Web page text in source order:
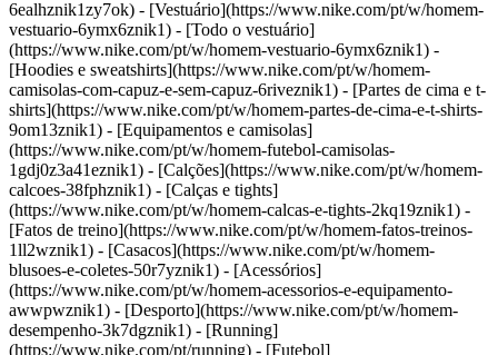
6ealhznik1zy7ok) - [Vestuário](https://www.nike.com/pt/w/homem-
vestuario-6ymx6znik1) - [Todo o vestuário]
(https://www.nike.com/pt/w/homem-vestuario-6ymx6znik1) -
[Hoodies e sweatshirts](https://www.nike.com/pt/w/homem-
camisolas-com-capuz-e-sem-capuz-6riveznik1) - [Partes de cima e t-
shirts](https://www.nike.com/pt/w/homem-partes-de-cima-e-t-shirts-
9om13znik1) - [Equipamentos e camisolas]
(https://www.nike.com/pt/w/homem-futebol-camisolas-
1gdj0z3a41eznik1) - [Calções](https://www.nike.com/pt/w/homem-
calcoes-38fphznik1) - [Calças e tights]
(https://www.nike.com/pt/w/homem-calcas-e-tights-2kq19znik1) -
[Fatos de treino](https://www.nike.com/pt/w/homem-fatos-treinos-
1ll2wznik1) - [Casacos](https://www.nike.com/pt/w/homem-
blusoes-e-coletes-50r7yznik1) - [Acessórios]
(https://www.nike.com/pt/w/homem-acessorios-e-equipamento-
awwpwznik1) - [Desporto](https://www.nike.com/pt/w/homem-
desempenho-3k7dgznik1) - [Running]
(https://www.nike.com/pt/running) - [Futebol]